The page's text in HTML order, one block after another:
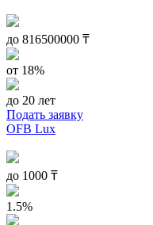
до 816500000 ₸
от 18%
до 20 лет
Подать заявку
OFB Lux
до 1000 ₸
1.5%